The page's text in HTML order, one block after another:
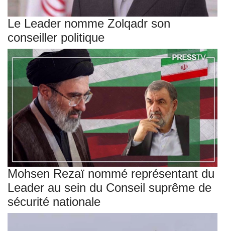
Le Leader nomme Zolqadr son
conseiller politique
Mohsen Rezaï nommé représentant du
Leader au sein du Conseil suprême de
sécurité nationale